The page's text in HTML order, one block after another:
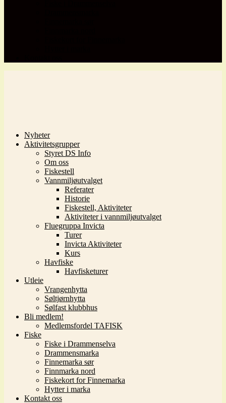
Nyheter
Aktivitetsgrupper
Styret DS Info
Om oss
Fiskestell
Vannmiljøutvalget
Referater
Historie
Fiskestell, Aktiviteter
Aktiviteter i vannmiljøutvalget
Fluegruppa Invicta
Turer
Invicta Aktiviteter
Kurs
Havfiske
Havfisketurer
Utleie
Vrangenhytta
Søltjørnhytta
Sølfast klubbhus
Bli medlem!
Medlemsfordel TAFISK
Fiske
Fiske i Drammenselva
Drammensmarka
Finnemarka sør
Finnmarka nord
Fiskekort for Finnemarka
Hytter i marka
Kontakt oss